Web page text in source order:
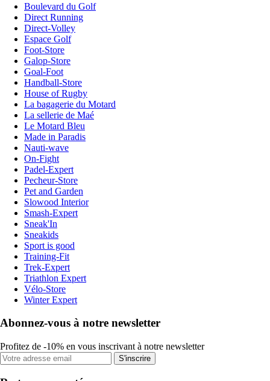
Boulevard du Golf
Direct Running
Direct-Volley
Espace Golf
Foot-Store
Galop-Store
Goal-Foot
Handball-Store
House of Rugby
La bagagerie du Motard
La sellerie de Maé
Le Motard Bleu
Made in Paradis
Nauti-wave
On-Fight
Padel-Expert
Pecheur-Store
Pet and Garden
Slowood Interior
Smash-Expert
Sneak'In
Sneakids
Sport is good
Training-Fit
Trek-Expert
Triathlon Expert
Vélo-Store
Winter Expert
Abonnez-vous à notre newsletter
Profitez de -10% en vous inscrivant à notre newsletter
S'inscrire